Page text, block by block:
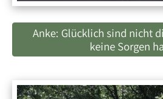
Anke: Glücklich sind nicht
keine Sorgen